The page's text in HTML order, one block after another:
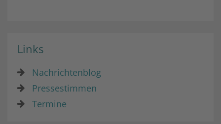
Links
Nachrichtenblog
Pressestimmen
Termine